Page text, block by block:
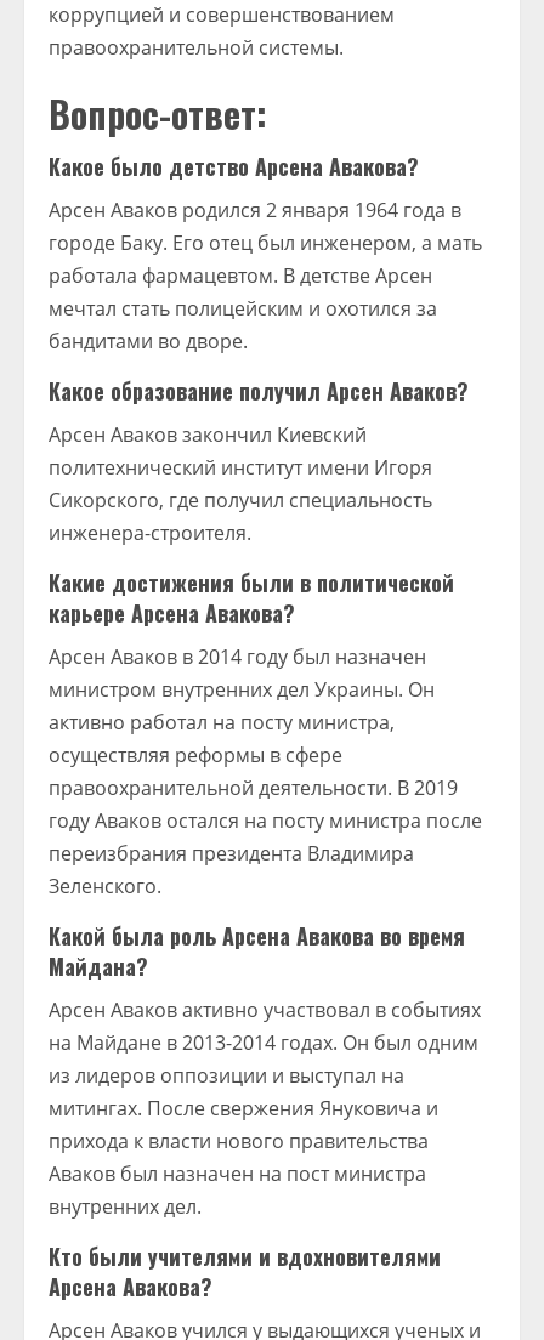
коррупцией и совершенствованием
правоохранительной системы.
Вопрос-ответ:
Какое было детство Арсена Авакова?
Арсен Аваков родился 2 января 1964 года в
городе Баку. Его отец был инженером, а мать
работала фармацевтом. В детстве Арсен
мечтал стать полицейским и охотился за
бандитами во дворе.
Какое образование получил Арсен Аваков?
Арсен Аваков закончил Киевский
политехнический институт имени Игоря
Сикорского, где получил специальность
инженера-строителя.
Какие достижения были в политической
карьере Арсена Авакова?
Арсен Аваков в 2014 году был назначен
министром внутренних дел Украины. Он
активно работал на посту министра,
осуществляя реформы в сфере
правоохранительной деятельности. В 2019
году Аваков остался на посту министра после
переизбрания президента Владимира
Зеленского.
Какой была роль Арсена Авакова во время
Майдана?
Арсен Аваков активно участвовал в событиях
на Майдане в 2013-2014 годах. Он был одним
из лидеров оппозиции и выступал на
митингах. После свержения Януковича и
прихода к власти нового правительства
Аваков был назначен на пост министра
внутренних дел.
Кто были учителями и вдохновителями
Арсена Авакова?
Арсен Аваков учился у выдающихся ученых и